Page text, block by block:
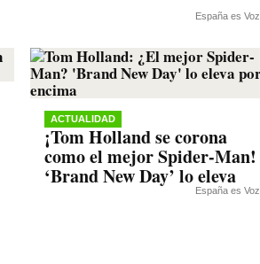
España es Voz
ACTUALIDAD
¡Tom Holland se corona
como el mejor Spider-Man!
‘Brand New Day’ lo eleva
España es Voz